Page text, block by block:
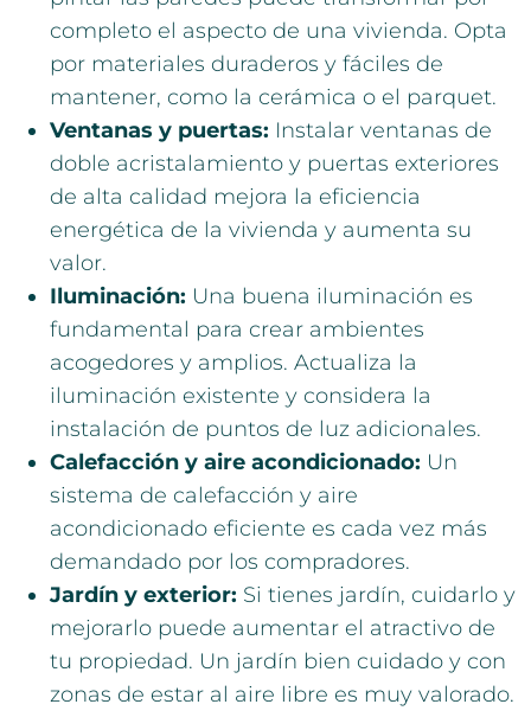
completo el aspecto de una vivienda. Opta
por materiales duraderos y fáciles de
mantener, como la cerámica o el parquet.
Ventanas y puertas: Instalar ventanas de
doble acristalamiento y puertas exteriores
de alta calidad mejora la eficiencia
energética de la vivienda y aumenta su
valor.
Iluminación: Una buena iluminación es
fundamental para crear ambientes
acogedores y amplios. Actualiza la
iluminación existente y considera la
instalación de puntos de luz adicionales.
Calefacción y aire acondicionado: Un
sistema de calefacción y aire
acondicionado eficiente es cada vez más
demandado por los compradores.
Jardín y exterior: Si tienes jardín, cuidarlo y
mejorarlo puede aumentar el atractivo de
tu propiedad. Un jardín bien cuidado y con
zonas de estar al aire libre es muy valorado.